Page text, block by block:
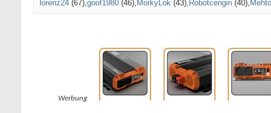
lorenz24 (67) goof1980 (46) MorkyLok (43) Robotcengin (40) Mehto
Werbung